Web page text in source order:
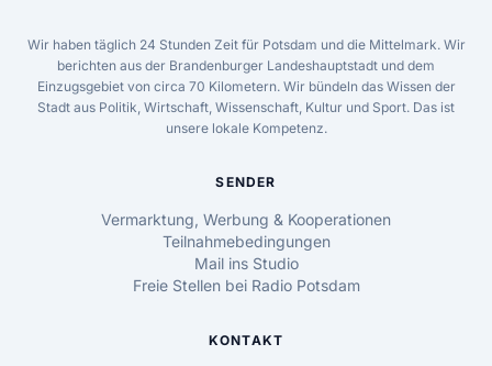
Wir haben täglich 24 Stunden Zeit für Potsdam und die Mittelmark. Wir
berichten aus der Brandenburger Landeshauptstadt und dem
Einzugsgebiet von circa 70 Kilometern. Wir bündeln das Wissen der
Stadt aus Politik, Wirtschaft, Wissenschaft, Kultur und Sport. Das ist
unsere lokale Kompetenz.
SENDER
Vermarktung, Werbung & Kooperationen
Teilnahmebedingungen
Mail ins Studio
Freie Stellen bei Radio Potsdam
KONTAKT